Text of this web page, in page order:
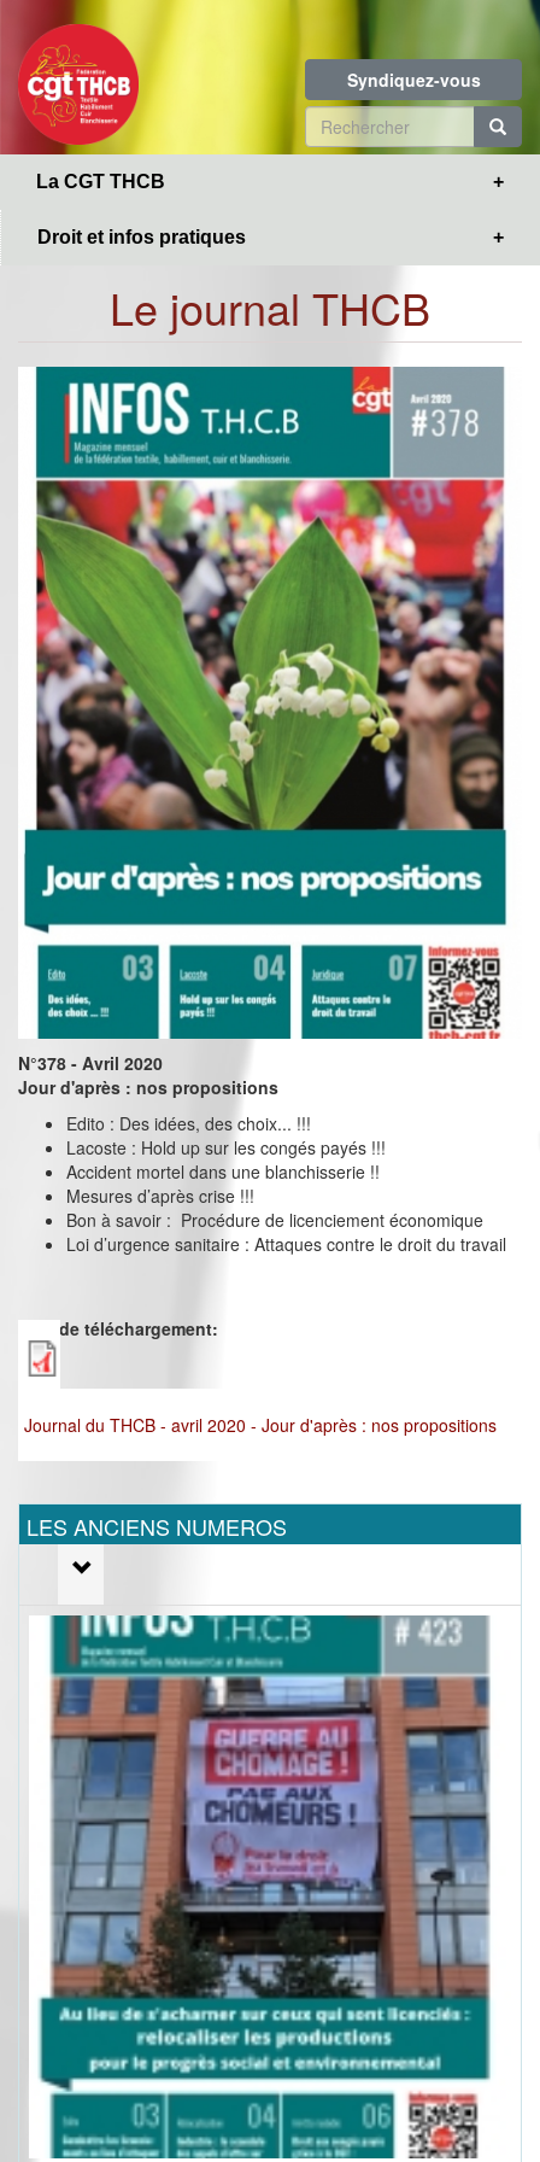
contenu
principal
Syndiquez-vous
Formulaire
de
La CGT THCB
Droit et infos pratiques
Le journal THCB
N°378 - Avril 2020
Jour d'après : nos propositions
Edito : Des idées, des choix... !!!
Lacoste : Hold up sur les congés payés !!!
Accident mortel dans une blanchisserie !!
Mesures d’après crise !!!
Bon à savoir : Procédure de licenciement économique
Loi d’urgence sanitaire : Attaques contre le droit du travail
Lien de téléchargement:
Journal du THCB - avril 2020 - Jour d'après : nos propositions
LES ANCIENS NUMEROS